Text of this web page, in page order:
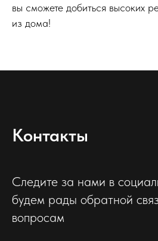
вы сможете добиться высоких
из дома!
Контакты
Следите за нами в
будем рады обратной
вопросам